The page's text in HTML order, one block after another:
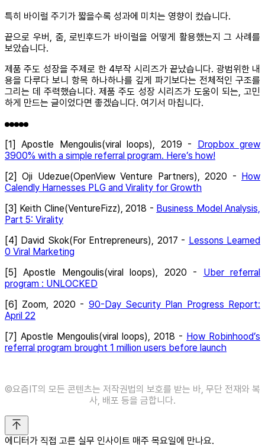
특히 바이럴 주기가 짧을수록 성과에 미치는 영향이 컸습니다.
끝으로 우버, 줌, 로빈후드가 바이럴을 어떻게 활용했는지 그 사례를
보았습니다.
제품 주도 성장을 주제로 한 4부작 시리즈가 끝났습니다. 광범위한 내
용을 다루다 보니 항목 하나하나를 깊게 파기보다는 전체적인 구조를
그리는 데 주력했습니다. 제품 주도 성장 시리즈가 도움이 되는, 고민
하게 만드는 글이었다면 좋겠습니다. 여기서 마칩니다.
[1] Apostle Mengoulis(viral loops), 2019 - Dropbox grew
3900% with a simple referral program. Here’s how!
[2] Oji Udezue(OpenView Venture Partners), 2020 - How
Calendly Harnesses PLG and Virality for Growth
[3] Keith Cline(VentureFizz), 2018 - Business Model Analysis,
Part 5: Virality
[4] David Skok(For Entrepreneurs), 2017 - Lessons Learned
0 Viral Marketing
[5] Apostle Mengoulis(viral loops), 2020 - Uber referral
program : UNLOCKED
[6] Zoom, 2020 - 90-Day Security Plan Progress Report:
April 22
[7] Apostle Mengoulis(viral loops), 2018 - How Robinhood’s
referral program brought 1 million users before launch
©️요즘IT의 모든 콘텐츠는 저작권법의 보호를 받는 바, 무단 전재와 복
사, 배포 등을 금합니다.
에디터가 직접 고른 실무 인사이트 매주 목요일에 만나요.